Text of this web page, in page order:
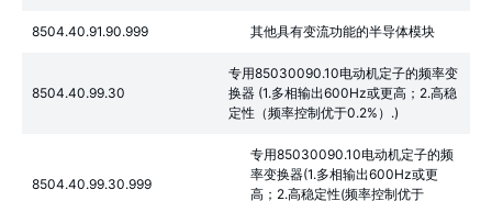
8504.40.91.90.999 其他具有变流功能的半导体模块
8504.40.99.30
专用85030090.10电动机定子的频率变
换器 (1.多相输出600Hz或更高；2.高稳
定性（频率控制优于0.2%）.)
8504.40.99.30.999
专用85030090.10电动机定子的频
率变换器(1.多相输出600Hz或更
高；2.高稳定性(频率控制优于